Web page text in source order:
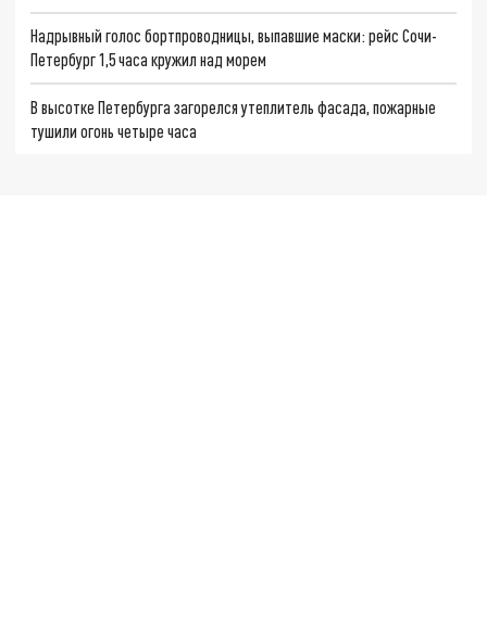
Надрывный голос бортпроводницы, выпавшие маски: рейс Сочи-
Петербург 1,5 часа кружил над морем
В высотке Петербурга загорелся утеплитель фасада, пожарные
тушили огонь четыре часа